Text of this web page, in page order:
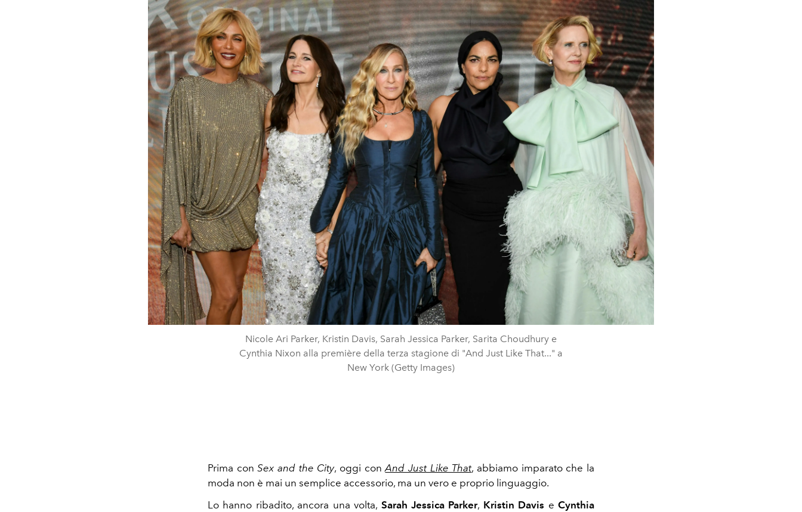
Nicole Ari Parker, Kristin Davis, Sarah Jessica Parker, Sarita Choudhury e
Cynthia Nixon alla première della terza stagione di "And Just Like That..." a
New York (Getty Images)
Prima conSex and the City, oggi conAnd Just Like That, abbiamo imparato che la
moda non è mai un semplice accessorio, ma un vero e proprio linguaggio.
Lo hanno ribadito, ancora una volta, Sarah Jessica Parker, Kristin Davis eCynthia